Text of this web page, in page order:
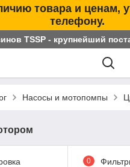
товара и ценам,
телефону.
TSSP - крупнейший
Насосы и мотопомпы
0